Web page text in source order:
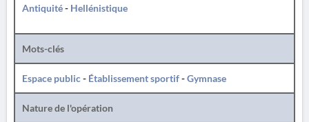
Antiquité- Hellénistique
Mots-clés
Espace public- Établissement sportif-Gymnase
Nature de l'opération